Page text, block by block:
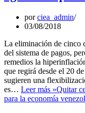
porciea_admin
03/08/2018
La eliminación de cinco
del sistema de pagos,
remedios la
que regirá desde el 20
sugieren una
es… Leer más »Quitar
para la economía